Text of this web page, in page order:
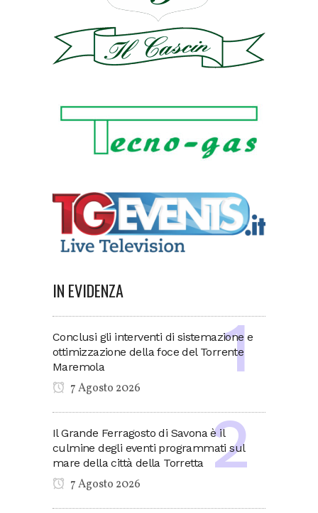
IN EVIDENZA
Conclusi gli interventi di sistemazione e
ottimizzazione della foce del Torrente
Maremola
7 Agosto 2026
Il Grande Ferragosto di Savona è il
culmine degli eventi programmati sul
mare della città della Torretta
7 Agosto 2026